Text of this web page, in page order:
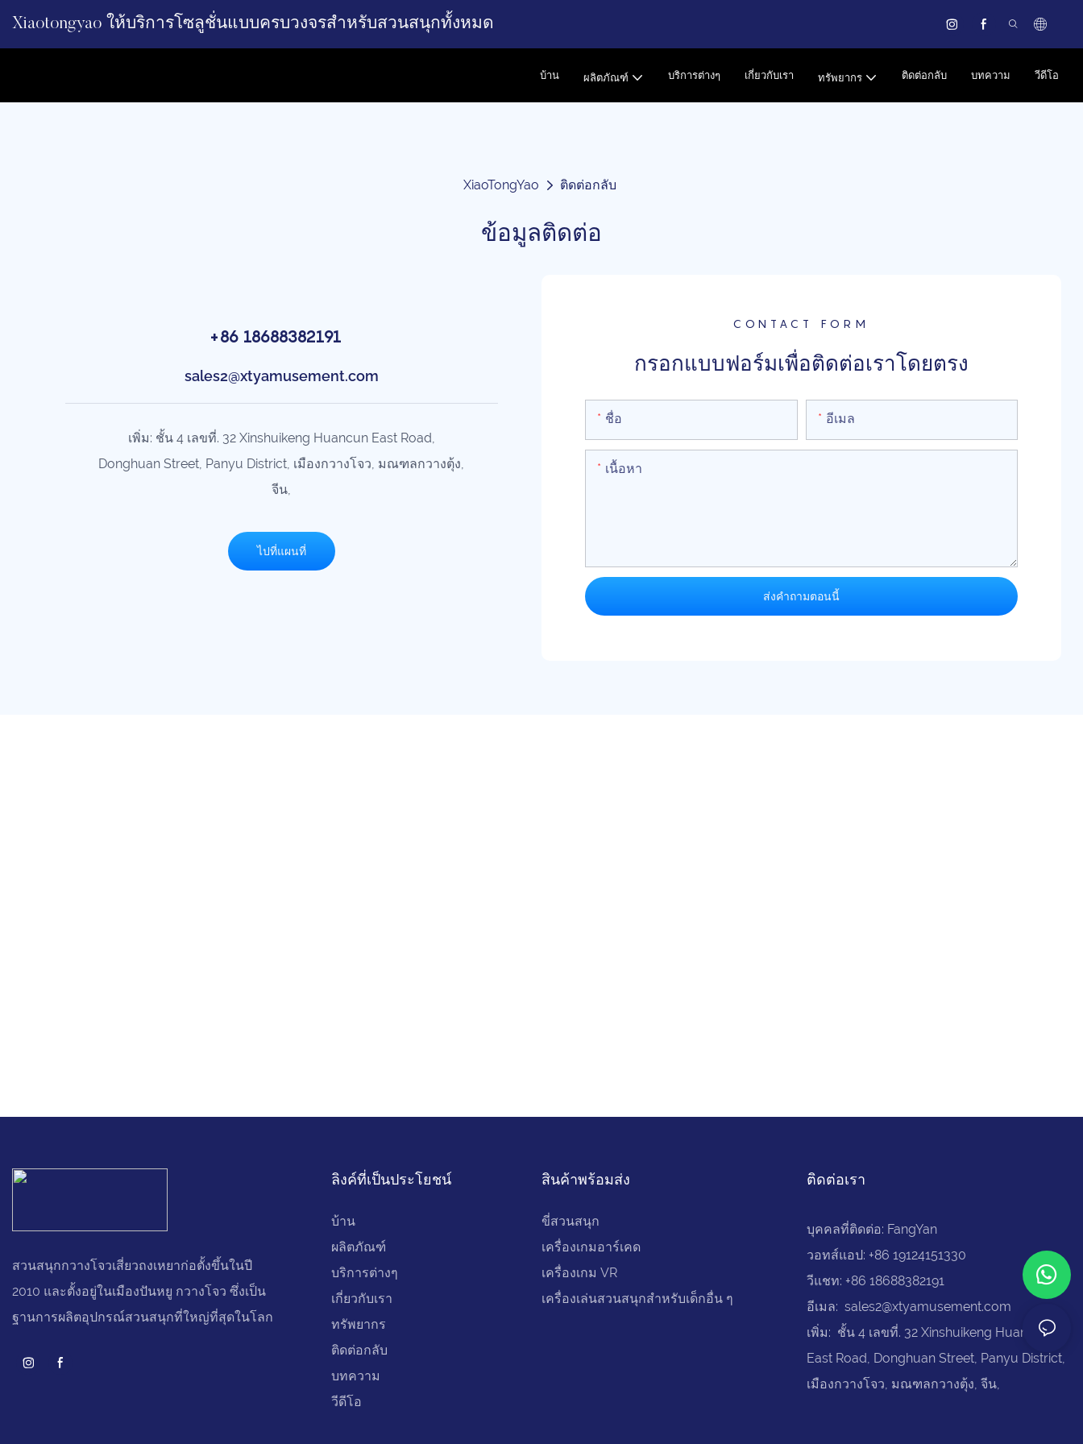
Xiaotongyao ให้บริการโซลูชั่นแบบครบวงจรสำหรับสวนสนุกทั้งหมด
บ้าน ผลิตภัณฑ์ บริการต่างๆ เกี่ยวกับเรา ทรัพยากร ติดต่อกลับ บทความ วีดีโอ
XiaoTongYao ติดต่อกลับ
ข้อมูลติดต่อ
+86 18688382191
sales2@xtyamusement.com
เพิ่ม: ชั้น 4 เลขที่. 32 Xinshuikeng Huancun East Road,
Donghuan Street, Panyu District, เมืองกวางโจว, มณฑลกวางตุ้ง,
จีน,
ไปที่แผนที่
CONTACT FORM
กรอกแบบฟอร์มเพื่อติดต่อเราโดยตรง
ชื่อ อีเมล
เนื้อหา
ส่งคำถามตอนนี้
สวนสนุกกวางโจวเสี่ยวถงเหยาก่อตั้งขึ้นในปี
2010 และตั้งอยู่ในเมืองปันหยู กวางโจว ซึ่งเป็น
ฐานการผลิตอุปกรณ์สวนสนุกที่ใหญ่ที่สุดในโลก
ลิงค์ที่เป็นประโยชน์
บ้าน
ผลิตภัณฑ์
บริการต่างๆ
เกี่ยวกับเรา
ทรัพยากร
ติดต่อกลับ
บทความ
วีดีโอ
สินค้าพร้อมส่ง
ขี่สวนสนุก
เครื่องเกมอาร์เคด
เครื่องเกม VR
เครื่องเล่นสวนสนุกสำหรับเด็กอื่น ๆ
ติดต่อเรา
บุคคลที่ติดต่อ: FangYan
วอทส์แอป: +86 19124151330
วีแชท: +86 18688382191
อีเมล: sales2@xtyamusement.com
เพิ่ม: ชั้น 4 เลขที่. 32 Xinshuikeng Huancun
East Road, Donghuan Street, Panyu District,
เมืองกวางโจว, มณฑลกวางตุ้ง, จีน,